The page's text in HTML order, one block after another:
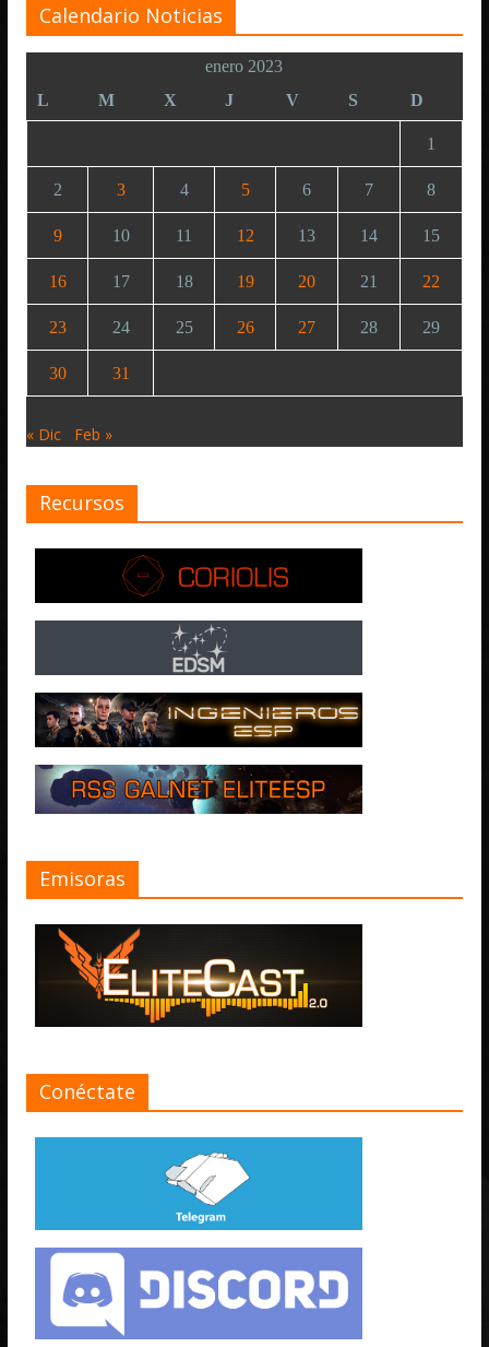
Calendario Noticias
enero 2023
L
M X J V S D
1
2 3 4 5 6 7 8
9 10 11 12 13 14 15
16 17 18 19 20 21 22
23 24 25 26 27 28 29
30 31
« Dic Feb »
Recursos
Emisoras
Conéctate